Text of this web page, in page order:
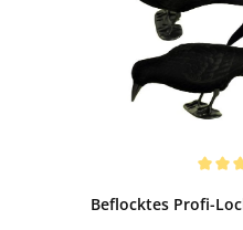
Beflocktes Profi-